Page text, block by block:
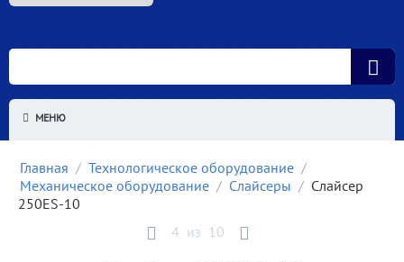
МЕНЮ
Главная / Технологическое оборудование /
Механическое оборудование / Слайсеры / Слайсер
250ES-10
4 из 10